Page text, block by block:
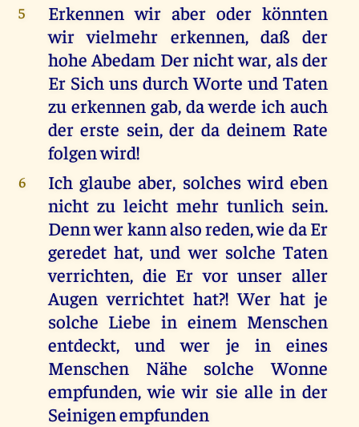
5
Erkennen wir aber oder könnten
wir vielmehr erkennen, daß der
hohe Abedam Der nicht war, als der
Er Sich uns durch Worte und Taten
zu erkennen gab, da werde ich auch
der erste sein, der da deinem Rate
folgen wird!
6
Ich glaube aber, solches wird eben
nicht zu leicht mehr tunlich sein.
Denn wer kann also reden, wie da Er
geredet hat, und wer solche Taten
verrichten, die Er vor unser aller
Augen verrichtet hat?! Wer hat je
solche Liebe in einem Menschen
entdeckt, und wer je in eines
Menschen Nähe solche Wonne
empfunden, wie wir sie alle in der
Seinigen empfunden